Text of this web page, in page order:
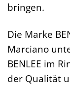
bringen.
Die Marke
Marciano
BENLEE im
der Qualität